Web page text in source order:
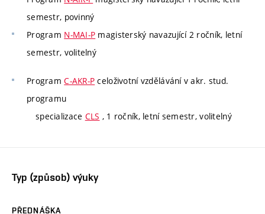
semestr, povinný
Program N-MAI-P magisterský navazující 2 ročník, letní
semestr, volitelný
ProgramC-AKR-P celoživotní vzdělávání v akr. stud.
programu
specializace CLS , 1 ročník, letní semestr, volitelný
Typ (způsob) výuky
PŘEDNÁŠKA